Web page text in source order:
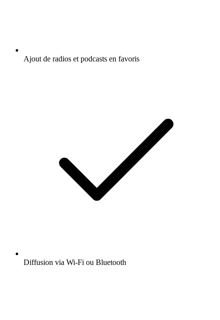
Ajout de radios et podcasts en favoris
Diffusion via Wi-Fi ou Bluetooth